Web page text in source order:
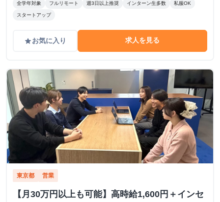
全学年対象 フルリモート 週3日以上推奨 インターン生多数 私服OK
スタートアップ
gradeお気に入り 求人を見る
東京都 営業
【月30万円以上も可能】高時給1,600円＋インセ